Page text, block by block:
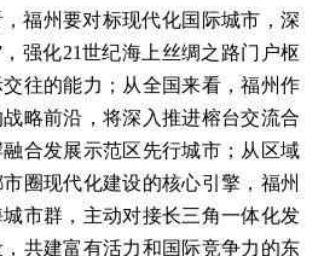
福州要对标现代化国际城市，深
强化21世纪海上丝绸之路门户枢
往的能力；从全国来看，福州作
略前沿，将深入推进榕台交流合
合发展示范区先行城市；从区域
圈现代化建设的核心引擎，福州
市群，主动对接长三角一体化发
共建富有活力和国际竞争力的东